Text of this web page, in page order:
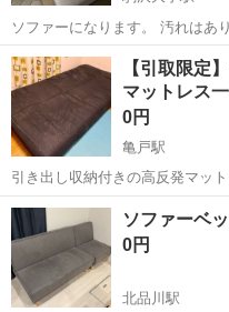
ソファーになります。 汚れはあ
たします。 引越しのため早めご
ります。
東京 世田谷区 駒沢大学駅
【引取限定
マットレス
0円
亀戸駅
引き出し収納付きの高反発マッ
用感はありますが、まだ十分お
ます。ベッド中央がやや凹んで
掃除すれば綺麗になります。平ら
東京 江東区
ソファーベ
0円
北品川駅